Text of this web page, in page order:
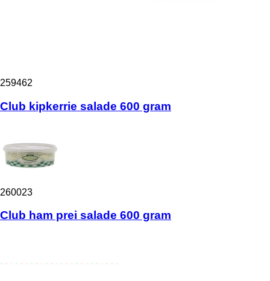
259462
Club kipkerrie salade 600 gram
260023
Club ham prei salade 600 gram